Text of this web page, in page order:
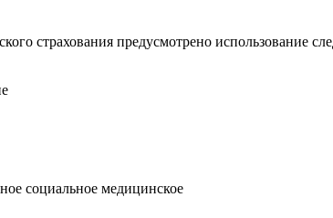
страхования предусмотрено использование
социальное медицинское